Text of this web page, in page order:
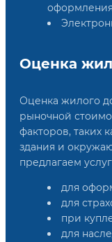
Оценка
Оценка жилого
рыночной
факторов, таких
здания и
предлагаем
для
для
при
для